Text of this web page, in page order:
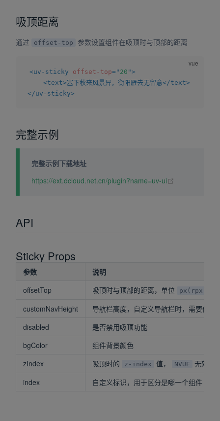
吸顶距离
通过 offset-top 参数设置组件在吸顶时与顶部的距离
<uv-sticky offset-top=" 20 ">
<text>塞下秋来风景异，衡阳雁去无留意</text>
</uv-sticky>
完整示例
完整示例下载地址
https://ext.dcloud.net.cn/plugin?name=uv-ui
API
Sticky Props
参数
说明
offsetTop
吸顶时与顶部的距离，单位 px(rpx)
customNavHeight
导航栏高度，自定义导航栏时，需要传入
disabled
是否禁用吸顶功能
bgColor
组件背景颜色
zIndex
吸顶时的 z-index 值， NVUE
无效
index
自定义标识，用于区分是哪一个组件